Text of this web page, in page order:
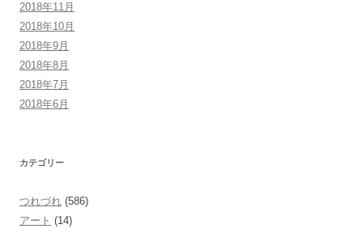
2018年11月
2018年10月
2018年9月
2018年8月
2018年7月
2018年6月
カテゴリー
つれづれ (586)
アート (14)